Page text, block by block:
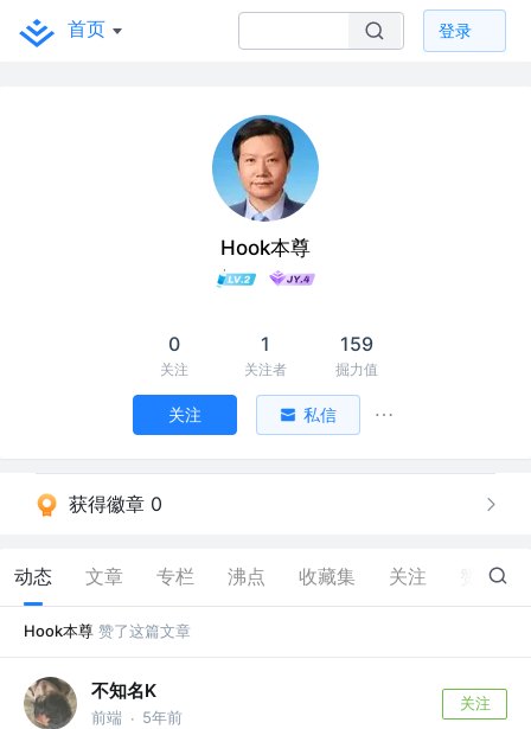
首页 登录
Hook本尊
0
关注
1
关注者
159
掘力值
关注 私信
获得徽章 0
动态 文章 专栏 沸点 收藏集 关注 2
Hook本尊 赞了这篇文章
不知名K
前端 · 5年前
关注